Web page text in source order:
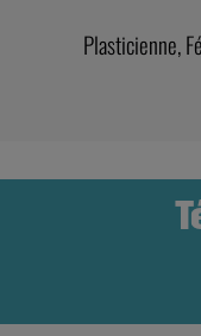
Plasticienne,